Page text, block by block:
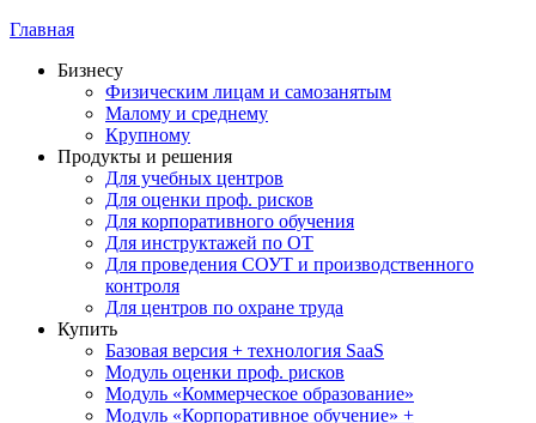
Главная
Бизнесу
Физическим лицам и самозанятым
Малому и среднему
Крупному
Продукты и решения
Для учебных центров
Для оценки проф. рисков
Для корпоративного обучения
Для инструктажей по ОТ
Для проведения СОУТ и производственного
контроля
Для центров по охране труда
Купить
Базовая версия + технология SaaS
Модуль оценки проф. рисков
Модуль «Коммерческое образование»
Модуль «Корпоративное обучение» +